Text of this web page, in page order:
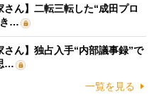
さん】二転三転した“成田プロ
き…
さん】独占入手“内部議事録”で
…
一覧を見る